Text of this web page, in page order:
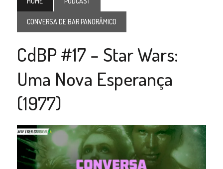
CONVERSA DE BAR PANORÂMICO
CdBP #17 – Star Wars:
Uma Nova Esperança
(1977)